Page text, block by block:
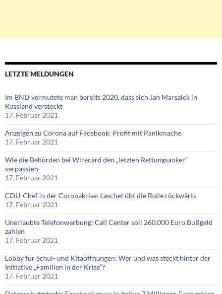
LETZTE MELDUNGEN
Im BND vermutete man bereits 2020, dass sich Jan Marsalek in
Russland versteckt
17. Februar 2021
Anzeigen zu Corona auf Facebook: Profit mit Panikmache
17. Februar 2021
Wie die Behörden bei Wirecard den „letzten Rettungsanker“
verpassten
17. Februar 2021
CDU-Chef in der Coronakrise: Laschet übt die Rolle rückwärts
17. Februar 2021
Unerlaubte Telefonwerbung: Call Center soll 260.000 Euro Bußgeld
zahlen
17. Februar 2021
Lobby für Schul- und Kitaöffnungen: Wer und was steckt hinter der
Initiative „Familien in der Krise“?
17. Februar 2021